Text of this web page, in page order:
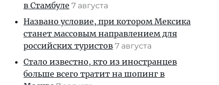
в Стамбуле 7 августа
Названо условие, при котором Мексика
станет массовым направлением для
российских туристов 7 августа
Стало известно, кто из иностранцев
больше всего тратит на шопинг в